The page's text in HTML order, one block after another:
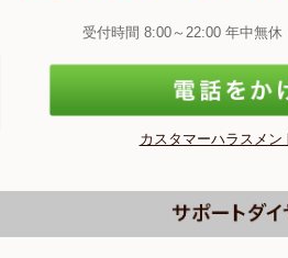
受付時間 8:00～22:00 年中無休
カスタマーハラスメン